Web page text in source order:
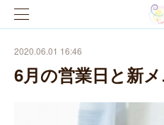
2020.06.01 16:46
6月の営業日と新